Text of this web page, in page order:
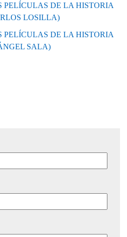
PELÍCULAS DE LA HISTORIA
LOSILLA)
PELÍCULAS DE LA HISTORIA
SALA)